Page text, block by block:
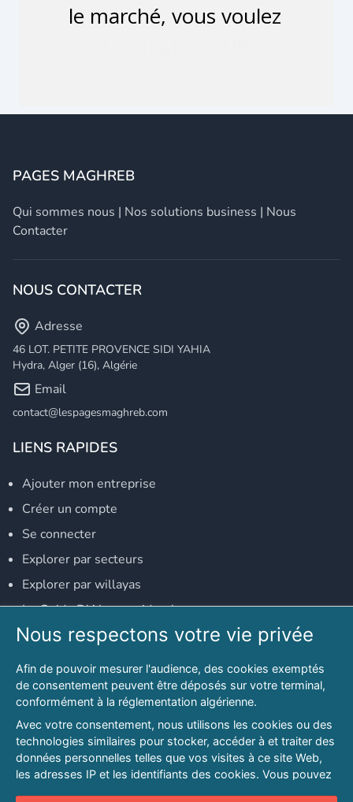
PAGES MAGHREB
Qui sommes nous | Nos solutions business | Nous
Contacter
NOUS CONTACTER
Adresse
46 LOT. PETITE PROVENCE SIDI YAHIA
Hydra, Alger (16), Algérie
Email
contact@lespagesmaghreb.com
LIENS RAPIDES
Ajouter mon entreprise
Créer un compte
Se connecter
Explorer par secteurs
Explorer par willayas
Le Guide D'Alger, guide-alger.com
NOS RÉSEAUX SOCIAUX
Notre page Facebook
Notre page LinkedIn
Notre page Instagram
Notre page Twitter
Nous respectons votre vie privée
Afin de pouvoir mesurer l'audience, des cookies exemptés
de consentement peuvent être déposés sur votre terminal,
conformément à la réglementation algérienne.
Avec votre consentement, nous utilisons les cookies ou des
technologies similaires pour stocker, accéder à et traiter des
données personnelles telles que vos visites à ce site Web,
les adresses IP et les identifiants des cookies. Vous pouvez